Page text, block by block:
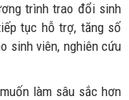
trình trao đổi sinh
tục hỗ trợ, tăng số
sinh viên, nghiên cứu
làm sâu sắc hơn